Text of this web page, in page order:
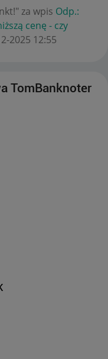
za wpis Odp.:
cenę - czy
2025 12:55
TomBanknoter